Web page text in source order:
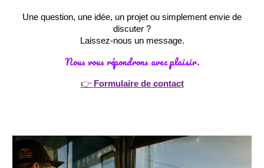
Une question, une idée, un projet ou simplement envie de
discuter ?
Laissez-nous un message.
Nous vous répondrons avec plaisir.
👉 Formulaire de contact